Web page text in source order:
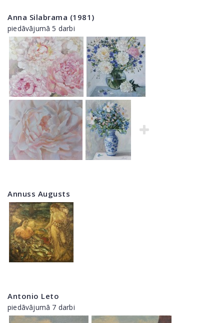
Anna Silabrama (1981)
piedāvājumā 5 darbi
Annuss Augusts
Antonio Leto
piedāvājumā 7 darbi